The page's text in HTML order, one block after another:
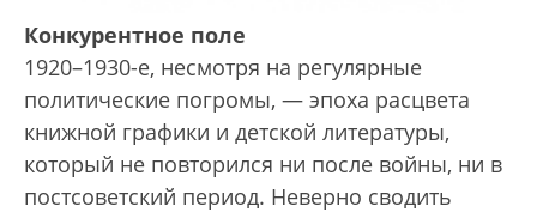
Конкурентное поле
1920–1930-е, несмотря на регулярные
политические погромы, — эпоха расцвета
книжной графики и детской литературы,
который не повторился ни после войны, ни в
постсоветский период. Неверно сводить